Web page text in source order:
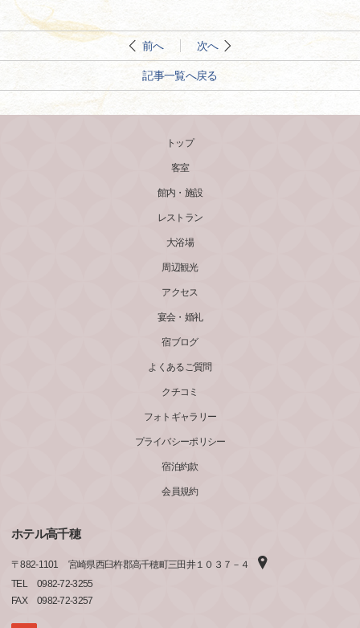
前へ 次へ
記事一覧へ戻る
トップ
客室
館内・施設
レストラン
大浴場
周辺観光
アクセス
宴会・婚礼
宿ブログ
よくあるご質問
クチコミ
フォトギャラリー
プライバシーポリシー
宿泊約款
会員規約
ホテル高千穂
〒882-1101
宮崎県西臼杵郡高千穂町三田井１０３７－４
TEL
0982-72-3255
FAX
0982-72-3257